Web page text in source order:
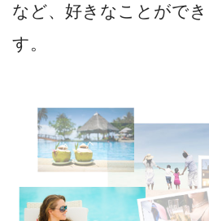
など、好きなことがで
す。